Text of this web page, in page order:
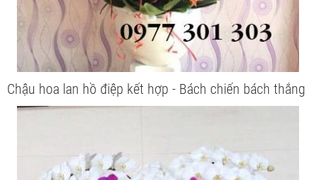
Chậu hoa lan hồ điệp kết hợp - Bách chiến bách thắng